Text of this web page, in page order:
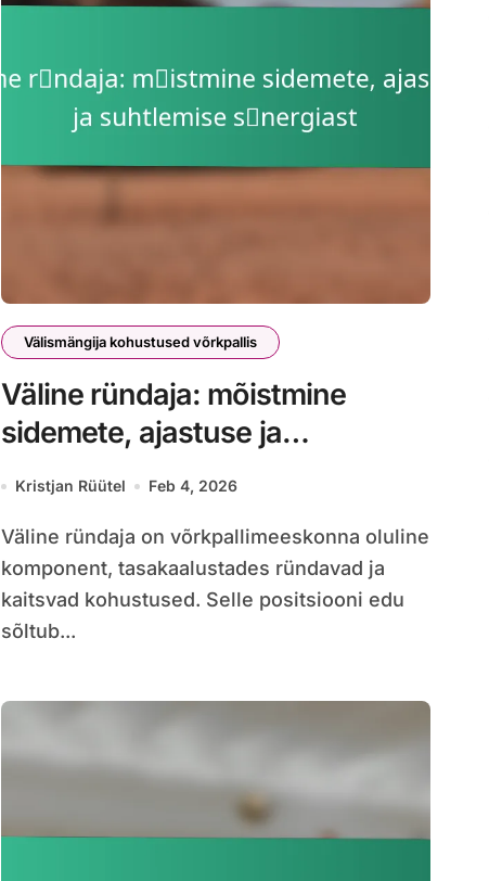
Välismängija kohustused võrkpallis
Väline ründaja: mõistmine
sidemete, ajastuse ja
suhtlemise sünergiast
Kristjan Rüütel Feb 4, 2026
Väline ründaja on võrkpallimeeskonna oluline
komponent, tasakaalustades ründavad ja
kaitsvad kohustused. Selle positsiooni edu
sõltub...